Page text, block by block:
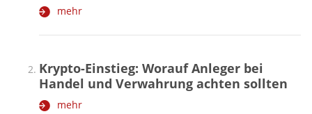
mehr
Krypto-Einstieg: Worauf Anleger bei
Handel und Verwahrung achten sollten
mehr